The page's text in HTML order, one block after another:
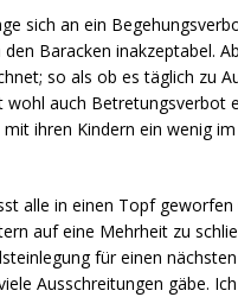
sich an ein
Baracken inakzeptabel.
so als ob es täglich zu
wohl auch
ihren Kindern ein wenig
alle in einen Topf
auf eine Mehrheit zu
für einen
Ausschreitungen gäbe.